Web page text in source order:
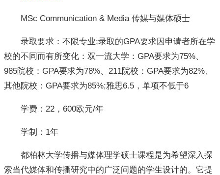
MSc Communication & Media 传媒与媒体硕士
录取要求：不限专业;录取的GPA要求因申请者所在学
校的不同而有所变化：双一流大学：GPA要求为75%、
985院校：GPA要求为78%、211院校：GPA要求为82%、
其他院校：GPA要求为85%;雅思6.5，单项不低于6
学费：22，600欧元/年
学制：1年
都柏林大学传播与媒体理学硕士课程是为希望深入探
索当代媒体和传播研究中的广泛问题的学生设计的。它提